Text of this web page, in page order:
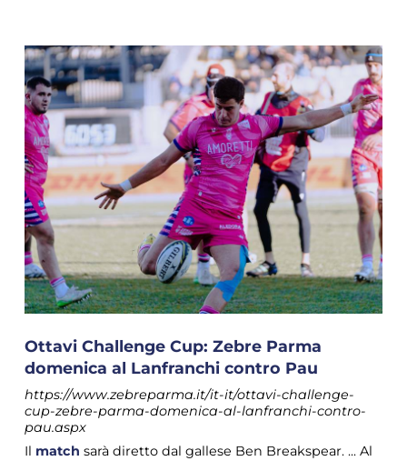
Ottavi Challenge Cup: Zebre Parma
domenica al Lanfranchi contro Pau
https://www.zebreparma.it/it-it/ottavi-challenge-
cup-zebre-parma-domenica-al-lanfranchi-contro-
pau.aspx
Il match sarà diretto dal gallese Ben Breakspear. ... Al